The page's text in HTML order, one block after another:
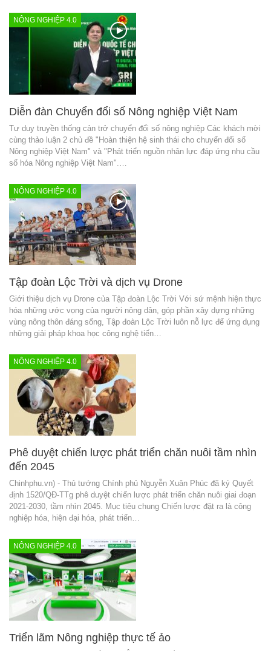
NÔNG NGHIỆP 4.0
Diễn đàn Chuyển đổi số Nông nghiệp Việt Nam
Tư duy truyền thống cản trở chuyển đổi số nông nghiệp Các khách mời
cùng thảo luận 2 chủ đề "Hoàn thiện hệ sinh thái cho chuyển đổi số
Nông nghiệp Việt Nam" và "Phát triển nguồn nhân lực đáp ứng nhu cầu
số hóa Nông nghiệp Việt Nam".…
NÔNG NGHIỆP 4.0
Tập đoàn Lộc Trời và dịch vụ Drone
Giới thiệu dịch vụ Drone của Tập đoàn Lộc Trời Với sứ mệnh hiện thực
hóa những ước vọng của người nông dân, góp phần xây dựng những
vùng nông thôn đáng sống, Tập đoàn Lộc Trời luôn nỗ lực để ứng dụng
những giải pháp khoa học công nghệ tiến…
NÔNG NGHIỆP 4.0
Phê duyệt chiến lược phát triển chăn nuôi tầm nhìn
đến 2045
Chinhphu.vn) - Thủ tướng Chính phủ Nguyễn Xuân Phúc đã ký Quyết
định 1520/QĐ-TTg phê duyệt chiến lược phát triển chăn nuôi giai đoạn
2021-2030, tầm nhìn 2045. Mục tiêu chung Chiến lược đặt ra là công
nghiệp hóa, hiện đại hóa, phát triển…
NÔNG NGHIỆP 4.0
Triển lãm Nông nghiệp thực tế ảo